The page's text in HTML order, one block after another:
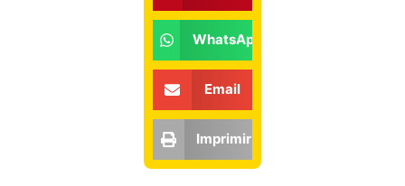
WhatsApp
Email
Imprimir